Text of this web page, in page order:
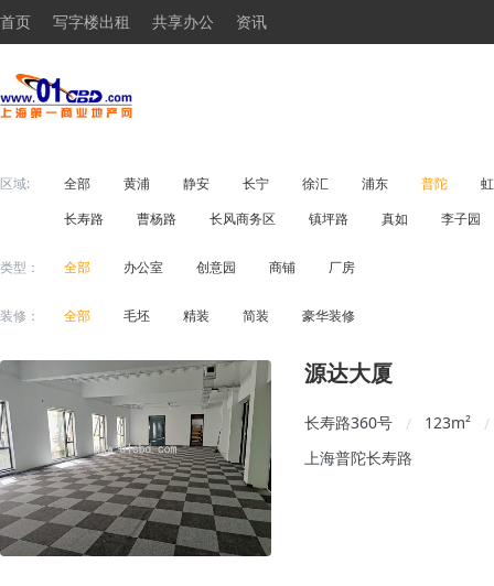
首页 写字楼出租 共享办公 资讯
区域: 全部 黄浦 静安 长宁 徐汇 浦东 普陀
长寿路
曹杨路 长风商务区 镇坪路 真如 李子园
类型： 全部 办公室 创意园 商铺 厂房
装修： 全部 毛坯 精装 简装 豪华装修
源达大厦
长寿路360号 / 123m²
/
上海普陀长寿路